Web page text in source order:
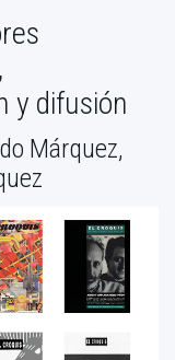
y difusión
Márquez,